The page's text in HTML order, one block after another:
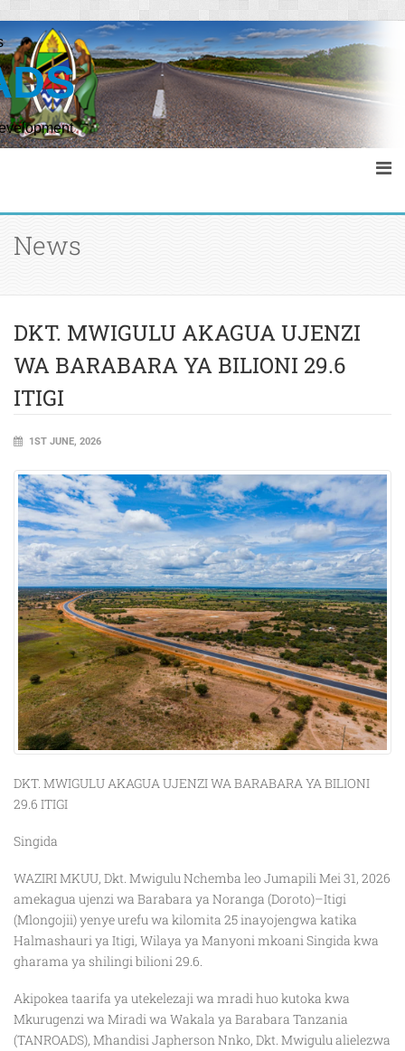
News
DKT. MWIGULU AKAGUA UJENZI
WA BARABARA YA BILIONI 29.6
ITIGI
1ST JUNE, 2026
DKT. MWIGULU AKAGUA UJENZI WA BARABARA YA BILIONI
29.6 ITIGI
Singida
WAZIRI MKUU, Dkt. Mwigulu Nchemba leo Jumapili Mei 31, 2026
amekagua ujenzi wa Barabara ya Noranga (Doroto)–Itigi
(Mlongojii) yenye urefu wa kilomita 25 inayojengwa katika
Halmashauri ya Itigi, Wilaya ya Manyoni mkoani Singida kwa
gharama ya shilingi bilioni 29.6.
Akipokea taarifa ya utekelezaji wa mradi huo kutoka kwa
Mkurugenzi wa Miradi wa Wakala ya Barabara Tanzania
(TANROADS), Mhandisi Japherson Nnko, Dkt. Mwigulu alielezwa